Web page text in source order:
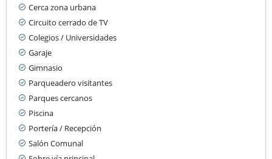
Cerca zona urbana
Circuito cerrado de TV
Colegios / Universidades
Garaje
Gimnasio
Parqueadero visitantes
Parques cercanos
Piscina
Portería / Recepción
Salón Comunal